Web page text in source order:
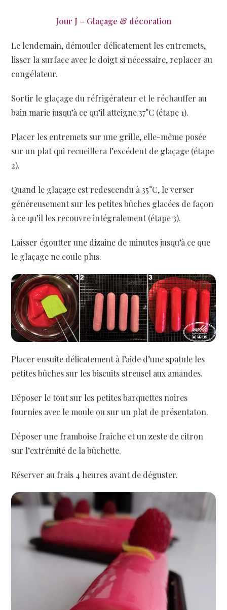
Jour J – Glaçage & décoration
Le lendemain, démouler délicatement les entremets,
lisser la surface avec le doigt si nécessaire, replacer au
congélateur.
Sortir le glaçage du réfrigérateur et le réchauffer au
bain marie jusqu’à ce qu’il atteigne 37°C (étape 1).
Placer les entremets sur une grille, elle-même posée
sur un plat qui recueillera l’excédent de glaçage (étape
2).
Quand le glaçage est redescendu à 35°C, le verser
généreusement sur les petites bûches glacées de façon
à ce qu’il les recouvre intégralement (étape 3).
Laisser égoutter une dizaine de minutes jusqu’à ce que
le glaçage ne coule plus.
Placer ensuite délicatement à l’aide d’une spatule les
petites bûches sur les biscuits streusel aux amandes.
Déposer le tout sur les petites barquettes noires
fournies avec le moule ou sur un plat de présentaton.
Déposer une framboise fraîche et un zeste de citron
sur l’extrémité de la bûchette.
Réserver au frais 4 heures avant de déguster.